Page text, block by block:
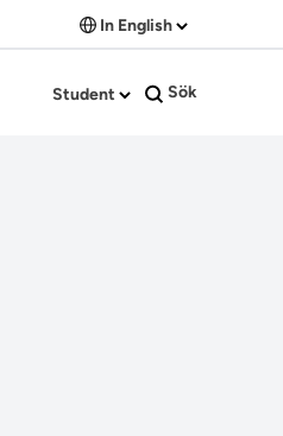
In English
Student Sök